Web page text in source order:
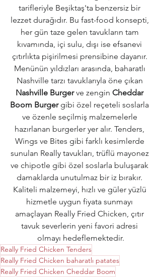
tarifleriyle Beşiktaş'ta benzersiz bir
lezzet durağıdır. Bu fast-food konsepti,
her gün taze gelen tavukların tam
kıvamında, içi sulu, dışı ise efsanevi
çıtırlıkta pişirilmesi prensibine dayanır.
Menünün yıldızları arasında, baharatlı
Nashville tarzı tavuklarıyla öne çıkan
Nashville Burger ve zengin Cheddar
Boom Burger gibi özel reçeteli soslarla
ve özenle seçilmiş malzemelerle
hazırlanan burgerler yer alır. Tenders,
Wings ve Bites gibi farklı kesimlerde
sunulan Really tavukları, trüflü mayonez
ve chipotle gibi özel soslarla buluşarak
damaklarda unutulmaz bir iz bırakır.
Kaliteli malzemeyi, hızlı ve güler yüzlü
hizmetle uygun fiyata sunmayı
amaçlayan Really Fried Chicken, çıtır
tavuk severlerin yeni favori adresi
olmayı hedeflemektedir.
Really Fried Chicken Tenders
Really Fried Chicken baharatlı patates
Really Fried Chicken Cheddar Boom